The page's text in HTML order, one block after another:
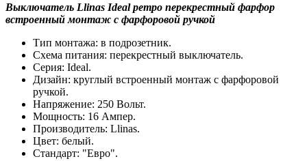
Выключатель Llinas Ideal ретро перекрестный фарфор
встроенный монтаж с фарфоровой ручкой
Тип монтажа: в подрозетник.
Схема питания: перекрестный выключатель.
Серия: Ideal.
Дизайн: круглый встроенный монтаж с фарфоровой
ручкой.
Напряжение: 250 Вольт.
Мощность: 16 Ампер.
Производитель: Llinas.
Цвет: белый.
Стандарт: "Евро".